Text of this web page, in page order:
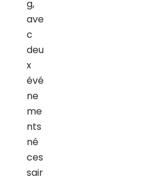
g,
ave
c
deu
x
évé
ne
me
nts
né
ces
sair